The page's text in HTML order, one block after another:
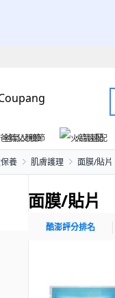
爸氣父親節
火箭速配
養 肌膚護理 面膜/貼片
面膜/貼片
酷澎評分排名